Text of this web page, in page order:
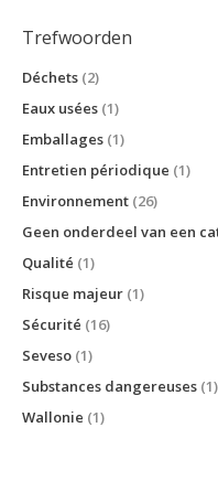
Trefwoorden
Déchets (2)
Eaux usées (1)
Emballages (1)
Entretien périodique (1)
Environnement (26)
Geen onderdeel van een
Qualité (1)
Risque majeur (1)
Sécurité (16)
Seveso (1)
Substances dangereuses (1)
Wallonie (1)